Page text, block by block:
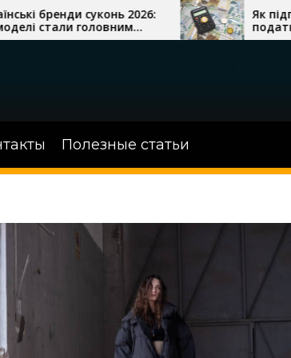
Як підготувати бізнес до
податкової перевірки
Полезные статьи